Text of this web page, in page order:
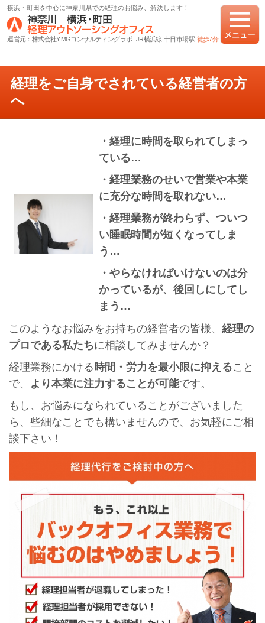
横浜・町田を中心に神奈川県での経理のお悩み、解決します！
運営元：株式会社YMGコンサルティングラボ JR横浜線 十日市場駅 徒歩7分
経理をご自身でされている経営者の方
へ
・経理に時間を取られてしまっ
ている…
・経理業務のせいで営業や本業
に充分な時間を取れない…
・経理業務が終わらず、ついつ
い睡眠時間が短くなってしま
う…
・やらなければいけないのは分
かっているが、後回しにしてし
まう…
このようなお悩みをお持ちの経営者の皆様、 経理の
プロである私たちに相談してみませんか？
経理業務にかける 時間・労力を最小限に抑えること
で、
より本業に注力することが可能です。
もし、お悩みになられていることがございました
ら、些細なことでも構いませんので、お気軽にご相
談下さい！